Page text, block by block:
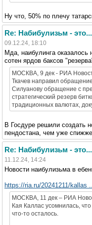
Ну что, 50% по плечу
Re: Набибулизьм - это...
09.12.24, 18:10
Мда, наибулинга
сотен ярдов баксов
МОСКВА, 9 дек - РИА
Ткачев направил
Силуанову обращение с
стратегический резерв
традиционных валютах,
В Госдуре решили создать
пендостана, чем уже
Re: Набибулизьм - это...
11.12.24, 14:24
Новости наибулизьма в
https://ria.ru/20241211/kallas
МОСКВА, 11 дек – РИА
Кая Каллас усомнилась,
что-то осталось.